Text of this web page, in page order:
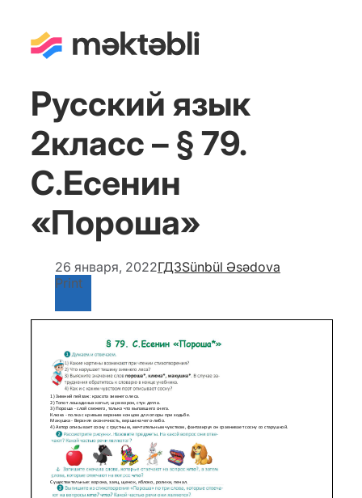
Русский язык
2класс – § 79.
С.Есенин
«Пороша»
26 января, 2022ГДЗSünbül Əsədova
Print